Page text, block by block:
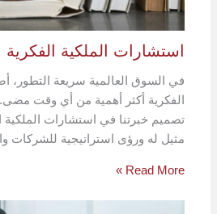
استشارات الملكية الفكرية
في السوق العالمية سريعة التطور،
تصميم خبرتنا في استشارات الملكية
مثيل له ورؤى استراتيجية للشركات
Read More »